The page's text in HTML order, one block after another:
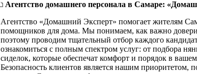
Агентство домашнего персонала в Самаре:
Агентство «Домашний Эксперт» помогает жителям
помощников для дома. Мы понимаем, как важно
поэтому проводим тщательный отбор каждого
ознакомиться с полным спектром услуг: от подбора
сиделок, которые обеспечат комфорт и порядок в
Безопасность клиентов является нашим приоритетом,